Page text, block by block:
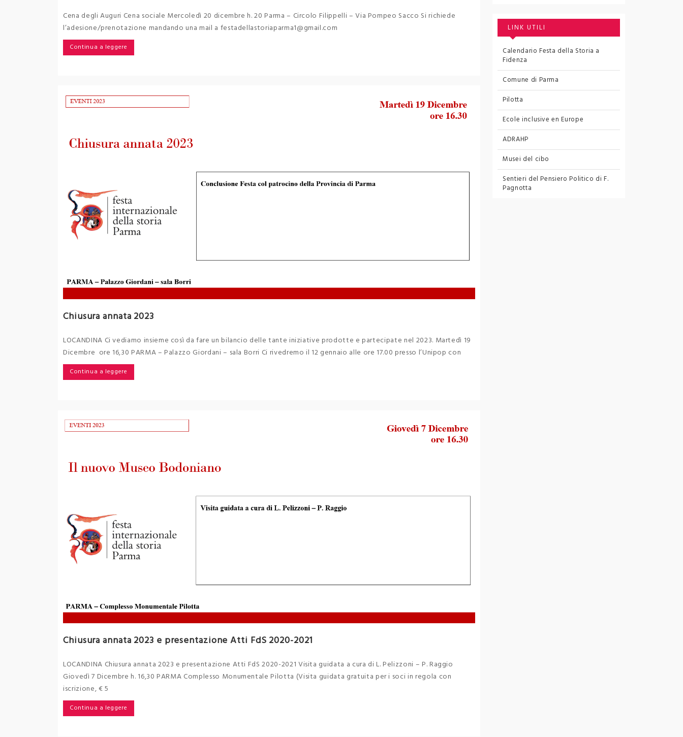
Cena degli Auguri Cena sociale Mercoledì 20 dicembre h. 20 Parma – Circolo Filippelli – Via Pompeo Sacco Si richiede
l’adesione/prenotazione mandando una mail a festadellastoriaparma1@gmail.com
Continua a leggere
Chiusura annata 2023
LOCANDINA Ci vediamo insieme così da fare un bilancio delle tante iniziative prodotte e partecipate nel 2023. Martedì 19
Dicembre ore 16,30 PARMA – Palazzo Giordani – sala Borri Ci rivedremo il 12 gennaio alle ore 17.00 presso l’Unipop con
Continua a leggere
Chiusura annata 2023 e presentazione Atti FdS 2020-2021
LOCANDINA Chiusura annata 2023 e presentazione Atti FdS 2020-2021 Visita guidata a cura di L. Pelizzoni – P. Raggio
Giovedì 7 Dicembre h. 16,30 PARMA Complesso Monumentale Pilotta (Visita guidata gratuita per i soci in regola con
iscrizione, € 5
Continua a leggere
LINK UTILI
Calendario Festa della Storia a
Fidenza
Comune di Parma
Pilotta
Ecole inclusive en Europe
ADRAHP
Musei del cibo
Sentieri del Pensiero Politico di F.
Pagnotta